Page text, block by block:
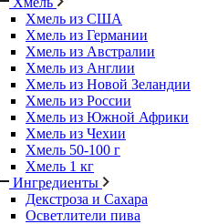
Хмель из США
Хмель из Германии
Хмель из Австралии
Хмель из Англии
Хмель из Новой Зеландии
Хмель из России
Хмель из Южной Африки
Хмель из Чехии
Хмель 50-100 г
Хмель 1 кг
Ингредиенты
Декстроза и Сахара
Осветлители пива